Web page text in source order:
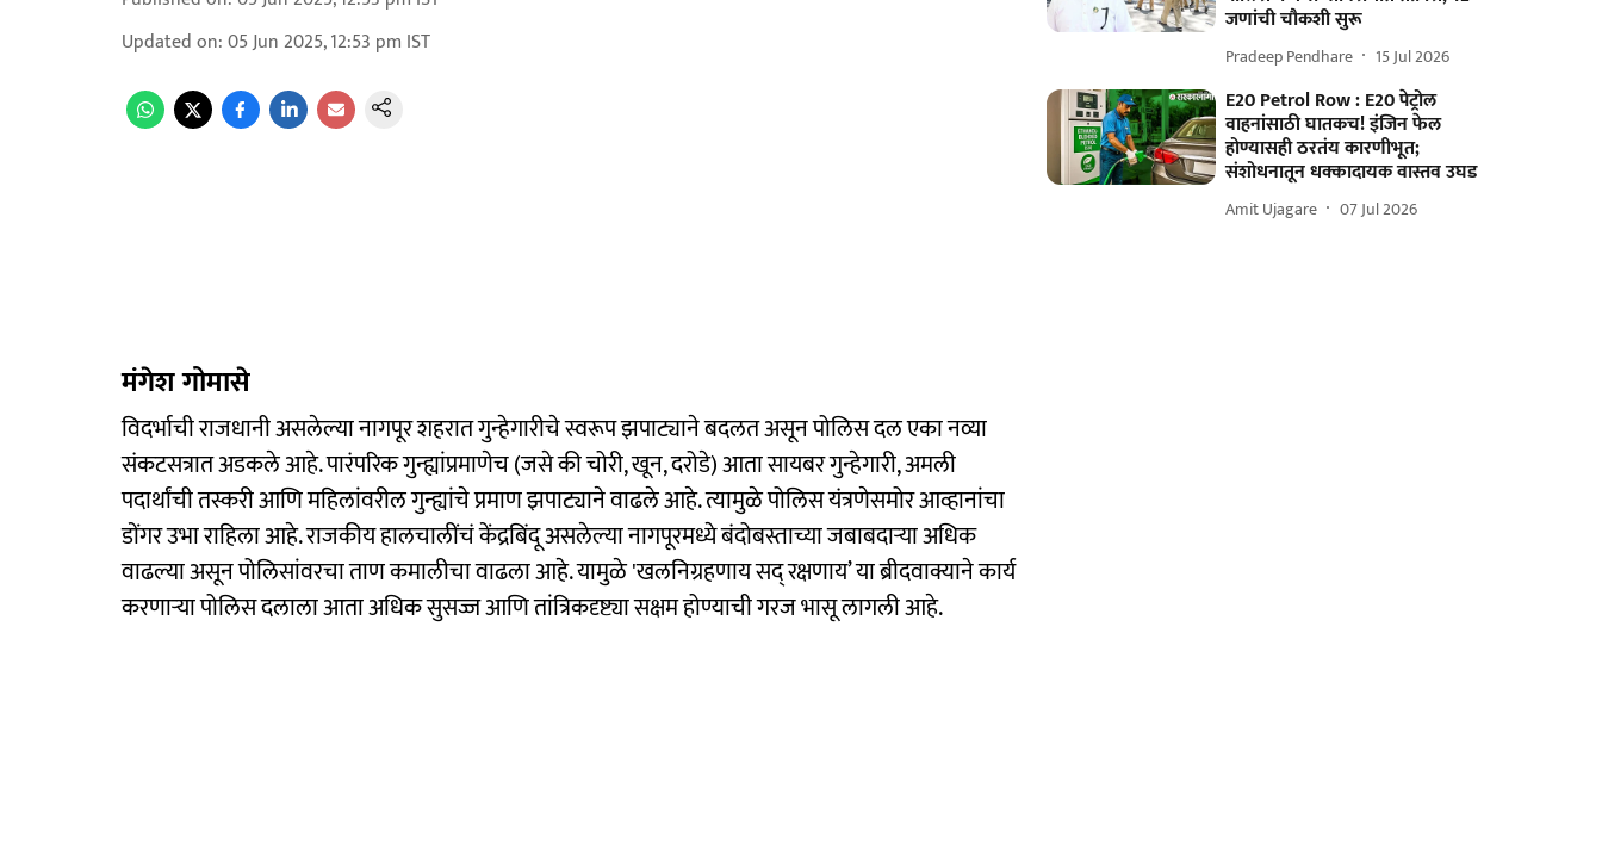
Updated on:05 Jun 2025, 12:53 pm IST
मंगेश गोमासे
विदर्भाची राजधानी असलेल्या नागपूर शहरात गुन्हेगारीचे स्वरूप झपाट्याने बदलत असून पोलिस दल एका नव्या
संकटसत्रात अडकले आहे. पारंपरिक गुन्ह्यांप्रमाणेच (जसे की चोरी, खून, दरोडे) आता सायबर गुन्हेगारी, अमली
पदार्थांची तस्करी आणि महिलांवरील गुन्ह्यांचे प्रमाण झपाट्याने वाढले आहे. त्यामुळे पोलिस यंत्रणेसमोर आव्हानांचा
डोंगर उभा राहिला आहे. राजकीय हालचालींचं केंद्रबिंदू असलेल्या नागपूरमध्ये बंदोबस्ताच्या जबाबदाऱ्या अधिक
वाढल्या असून पोलिसांवरचा ताण कमालीचा वाढला आहे. यामुळे 'खलनिग्रहणाय सद् रक्षणाय’ या ब्रीदवाक्याने कार्य
करणाऱ्या पोलिस दलाला आता अधिक सुसज्ज आणि तांत्रिकदृष्ट्या सक्षम होण्याची गरज भासू लागली आहे.
जणांची चौकशी सुरू
Pradeep Pendhare 15 Jul 2026
E20 Petrol Row : E20 पेट्रोल
वाहनांसाठी घातकच! इंजिन फेल
होण्यासही ठरतंय कारणीभूत;
संशोधनातून धक्कादायक वास्तव उघड
Amit Ujagare 07 Jul 2026